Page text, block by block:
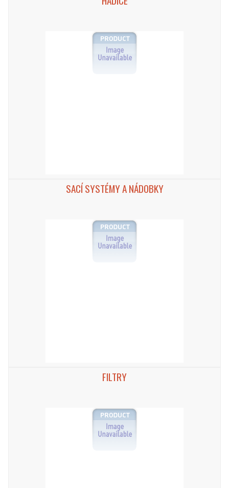
SACÍ SYSTÉMY A NÁDOBKY
FILTRY